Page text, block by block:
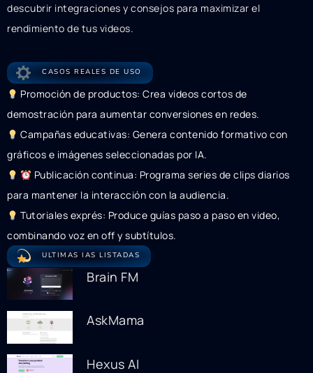
CASOS REALES DE USO
Promoción de productos: Crea videos cortos de
demostración para aumentar conversiones en redes.
Campañas educativas: Genera contenido formativo con
gráficos e imágenes seleccionadas por IA.
Publicación continua: Programa series de clips diarios
para mantener la interacción con la audiencia.
Tutoriales exprés: Produce guías paso a paso en video,
combinando voz en off y subtítulos.
ULTIMAS IAS LISTADAS
Brain FM
AskMama
Hexus AI
descubrir integraciones y consejos para maximizar el
rendimiento de tus videos.